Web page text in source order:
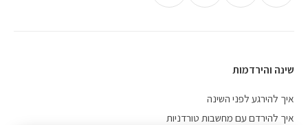
שינה והירדמות
איך להירגע לפני השינה
איך להירדם עם מחשבות טורדניות